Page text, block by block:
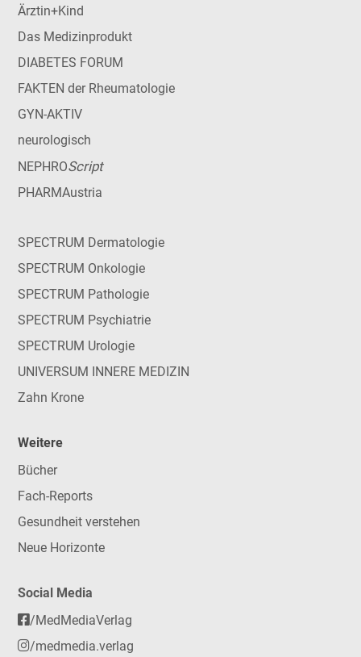
Ärztin+Kind
Das Medizinprodukt
DIABETES FORUM
FAKTEN der Rheumatologie
GYN-AKTIV
neurologisch
NEPHROScript
PHARMAustria
SPECTRUM Dermatologie
SPECTRUM Onkologie
SPECTRUM Pathologie
SPECTRUM Psychiatrie
SPECTRUM Urologie
UNIVERSUM INNERE MEDIZIN
Zahn Krone
Weitere
Bücher
Fach-Reports
Gesundheit verstehen
Neue Horizonte
Social Media
/MedMediaVerlag
/medmedia.verlag